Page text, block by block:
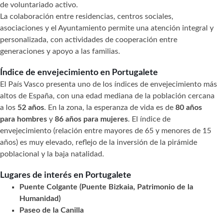
de voluntariado activo.
La colaboración entre residencias, centros sociales,
asociaciones y el Ayuntamiento permite una atención integral y
personalizada, con actividades de cooperación entre
generaciones y apoyo a las familias.
Índice de envejecimiento en Portugalete
El País Vasco presenta uno de los índices de envejecimiento más
altos de España, con una edad mediana de la población cercana
a los 52 años. En la zona, la esperanza de vida es de 80 años
para hombres y 86 años para mujeres. El índice de
envejecimiento (relación entre mayores de 65 y menores de 15
años) es muy elevado, reflejo de la inversión de la pirámide
poblacional y la baja natalidad.
Lugares de interés en Portugalete
Puente Colgante (Puente Bizkaia, Patrimonio de la
Humanidad)
Paseo de la Canilla